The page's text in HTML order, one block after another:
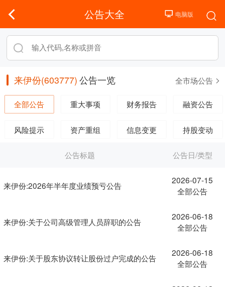
公告大全
来伊份(603777) 公告一览 全市场公告
全部公告 重大事项 财务报告 融资公告
风险提示 资产重组 信息变更 持股变动
公告标题 公告日/类型
来伊份:2026年半年度业绩预亏公告
2026-07-15
全部公告
来伊份:关于公司高级管理人员辞职的公告
2026-06-18
全部公告
来伊份:关于股东协议转让股份过户完成的公告
2026-06-18
全部公告